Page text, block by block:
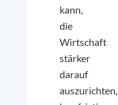
kann,
die
Wirtschaft
stärker
darauf
auszurichten,